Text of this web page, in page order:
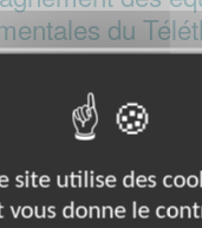
du
Humaines
Association Française
Siège
le temps
demandée :De 3 à 6h
site utilise des
vous donne le